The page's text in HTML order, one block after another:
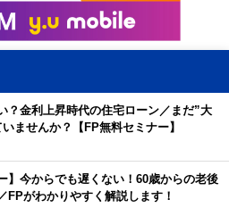
？金利上昇時代の住宅ローン／まだ”大
ませんか？【FP無料セミナー】
】今からでも遅くない！60歳からの老後
FPがわかりやすく解説します！